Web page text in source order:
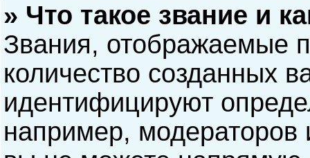
» Что такое звание и
Звания, отображаемые
количество созданных
идентифицируют
например,